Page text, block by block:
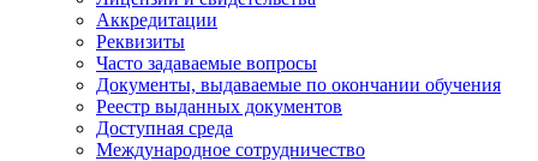
Аккредитации
Реквизиты
Часто задаваемые вопросы
Документы, выдаваемые по окончании обучения
Реестр выданных документов
Доступная среда
Международное сотрудничество